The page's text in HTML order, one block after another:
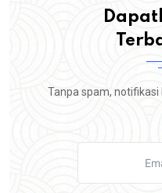
Tanpa spam,